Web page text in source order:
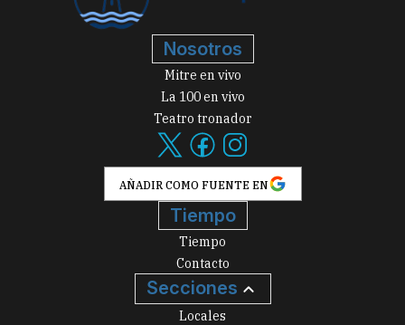
Nosotros
Mitre en vivo
La 100 en vivo
Teatro tronador
AÑADIR COMO FUENTE EN
Tiempo
Tiempo
Contacto
Secciones
Locales